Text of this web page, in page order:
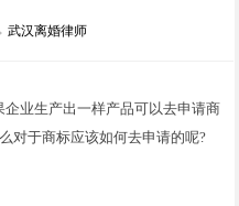
武汉离婚律师
业生产出一样产品可以去申请商
对于商标应该如何去申请的呢?